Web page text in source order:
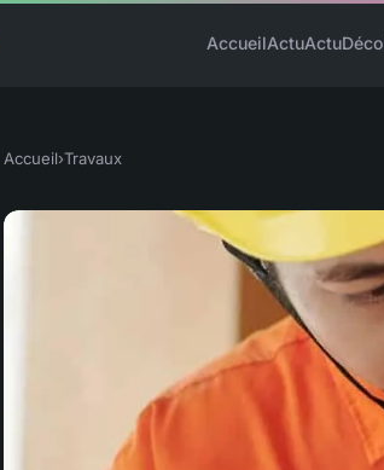
AccueilActuActuDéco
Accueil›Travaux